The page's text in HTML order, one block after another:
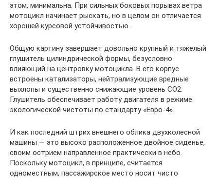
этом, минимальна. При сильных боковых порывах ветра
мотоцикл начинает рыскать, но в целом он отличается
хорошей курсовой устойчивостью.
Общую картину завершает довольно крупный и тяжелый
глушитель цилиндрической формы, безусловно
влияющий на центровку мотоцикла. В его корпус
встроены катализаторы, нейтрализующие вредные
выхлопы и существенно снижающие уровень СО2.
Глушитель обеспечивает работу двигателя в режиме
экологической чистоты по стандарту «Евро-4».
И как последний штрих внешнего облика двухколесной
машины — это высоко расположенное двойное сиденье,
своим острием направленное практически в небо.
Поскольку мотоцикл, в принципе, считается
одноместным, пассажирское место носит чисто